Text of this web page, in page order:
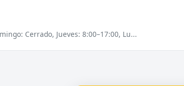
Cerrado, Jueves: 8:00–17:00, Lu...